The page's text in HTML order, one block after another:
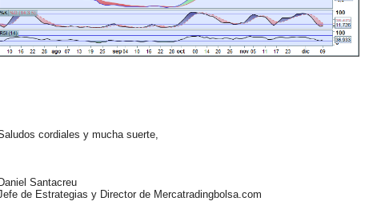
cordiales y mucha suerte,
Santacreu
de Estrategias y Director de Mercatradingbolsa.com